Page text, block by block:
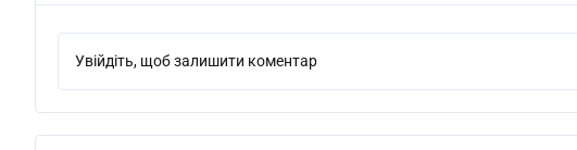
Увійдіть, щоб залишити коментар